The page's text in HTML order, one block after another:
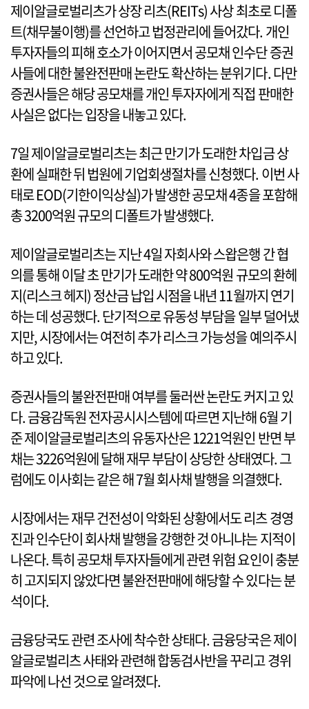
제이알글로벌리츠가 상장 리츠(REITs) 사상 최초로 디폴
트(채무불이행)를 선언하고 법정관리에 들어갔다. 개인
투자자들의 피해 호소가 이어지면서 공모채 인수단 증권
사들에 대한 불완전판매 논란도 확산하는 분위기다. 다만
증권사들은 해당 공모채를 개인 투자자에게 직접 판매한
사실은 없다는 입장을 내놓고 있다.
7일 제이알글로벌리츠는 최근 만기가 도래한 차입금 상
환에 실패한 뒤 법원에 기업회생절차를 신청했다. 이번 사
태로 EOD(기한이익상실)가 발생한 공모채 4종을 포함해
총 3200억원 규모의 디폴트가 발생했다.
제이알글로벌리츠는 지난 4일 자회사와 스왑은행 간 협
의를 통해 이달 초 만기가 도래한 약 800억원 규모의 환헤
지(리스크 헤지) 정산금 납입 시점을 내년 11월까지 연기
하는 데 성공했다. 단기적으로 유동성 부담을 일부 덜어냈
지만, 시장에서는 여전히 추가 리스크 가능성을 예의주시
하고 있다.
증권사들의 불완전판매 여부를 둘러싼 논란도 커지고 있
다. 금융감독원 전자공시시스템에 따르면 지난해 6월 기
준 제이알글로벌리츠의 유동자산은 1221억원인 반면 부
채는 3226억원에 달해 재무 부담이 상당한 상태였다. 그
럼에도 이사회는 같은 해 7월 회사채 발행을 의결했다.
시장에서는 재무 건전성이 악화된 상황에서도 리츠 경영
진과 인수단이 회사채 발행을 강행한 것 아니냐는 지적이
나온다. 특히 공모채 투자자들에게 관련 위험 요인이 충분
히 고지되지 않았다면 불완전판매에 해당할 수 있다는 분
석이다.
금융당국도 관련 조사에 착수한 상태다. 금융당국은 제이
알글로벌리츠 사태와 관련해 합동검사반을 꾸리고 경위
파악에 나선 것으로 알려졌다.